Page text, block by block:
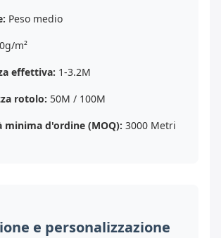
Peso medio
m²
effettiva: 1-3.2M
rotolo: 50M / 100M
minima d'ordine (MOQ): 3000 Metri
e personalizzazione